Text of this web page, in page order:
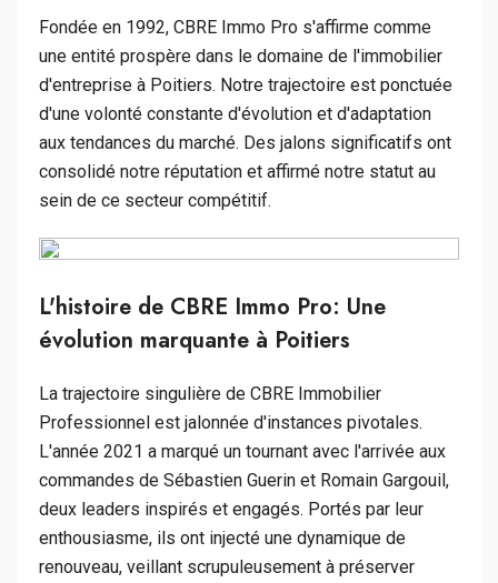
Fondée en 1992, CBRE Immo Pro s'affirme comme
une entité prospère dans le domaine de l'immobilier
d'entreprise à Poitiers. Notre trajectoire est ponctuée
d'une volonté constante d'évolution et d'adaptation
aux tendances du marché. Des jalons significatifs ont
consolidé notre réputation et affirmé notre statut au
sein de ce secteur compétitif.
L'histoire de CBRE Immo Pro: Une
évolution marquante à Poitiers
La trajectoire singulière de CBRE Immobilier
Professionnel est jalonnée d'instances pivotales.
L'année 2021 a marqué un tournant avec l'arrivée aux
commandes de Sébastien Guerin et Romain Gargouil,
deux leaders inspirés et engagés. Portés par leur
enthousiasme, ils ont injecté une dynamique de
renouveau, veillant scrupuleusement à préserver